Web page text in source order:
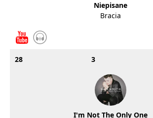
Niepisane
Bracia
28 3
I'm Not The Only One